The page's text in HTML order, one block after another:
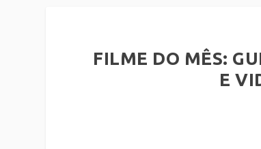
FILME DO MÊS:
E